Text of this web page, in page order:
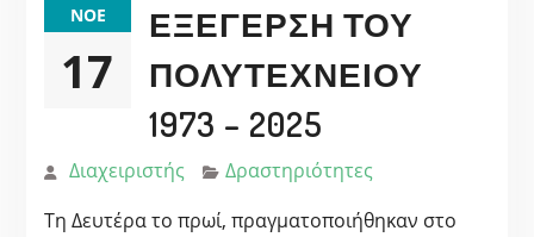
ΝΟΈ
17
ΕΞΈΓΕΡΣΗ ΤΟΥ
ΠΟΛΥΤΕΧΝΕΊΟΥ
1973 – 2025
Διαχειριστής
Δραστηριότητες
Τη Δευτέρα το πρωί, πραγματοποιήθηκαν στο